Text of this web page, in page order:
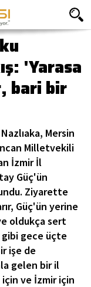
'Yarasa
bari bir
Mersin
Milletvekili
İzmir İl
Güç'ün
Ziyarette
Güç'ün yerine
oldukça sert
gibi gece üçte
işe de
gelen bir il
için ve İzmir için